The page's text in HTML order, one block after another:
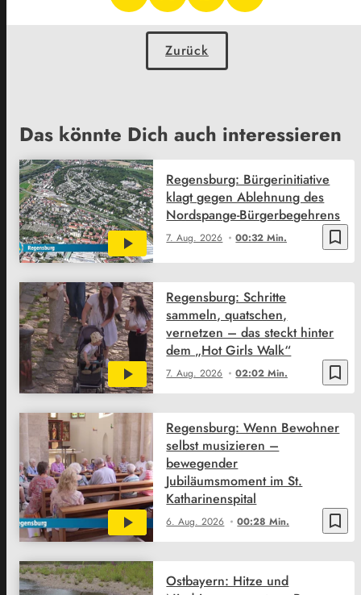
Zurück
Das könnte Dich auch interessieren
bookmark_border
7. Aug. 2026 00:32 Min.
Regensburg: Bürgerinitiative
klagt gegen Ablehnung des
Nordspange-Bürgerbegehrens
bookmark_border
7. Aug. 2026 02:02 Min.
Regensburg: Schritte
sammeln, quatschen,
vernetzen – das steckt hinter
dem „Hot Girls Walk“
bookmark_border
6. Aug. 2026 00:28 Min.
Regensburg: Wenn Bewohner
selbst musizieren –
bewegender
Jubiläumsmoment im St.
Katharinenspital
Ostbayern: Hitze und